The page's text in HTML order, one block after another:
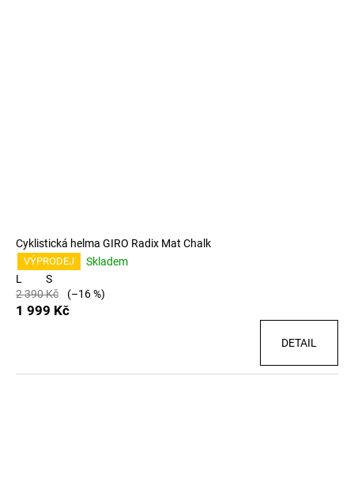
Cyklistická helma GIRO Radix Mat Chalk
VÝPRODEJ
Skladem
L
S
2 390 Kč
(–16 %)
1 999 Kč
DETAIL